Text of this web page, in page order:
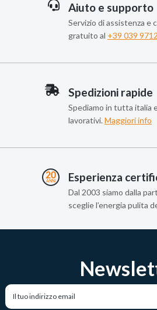
Aiuto e supporto
Servizio di assistenza e
gratuito al +39 039
Spedizioni rapide
Spediamo in tutta italia
lavorativi. Maggiori info
Esperienza
Dal 2003 siamo dalla
sceglie l’energia pulita